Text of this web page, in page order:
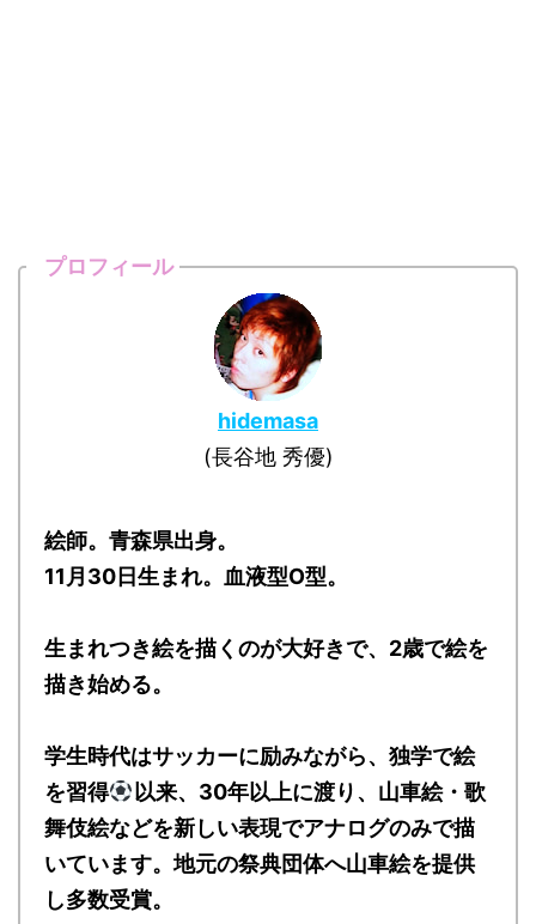
プロフィール
hidemasa
(長谷地 秀優)
絵師。青森県出身。
11月30日生まれ。血液型O型。
生まれつき絵を描くのが大好きで、2歳で絵を
描き始める。
学生時代はサッカーに励みながら、独学で絵
を習得
以来、30年以上に渡り、山車絵・歌
舞伎絵などを新しい表現でアナログのみで描
いています。地元の祭典団体へ山車絵を提供
し多数受賞。